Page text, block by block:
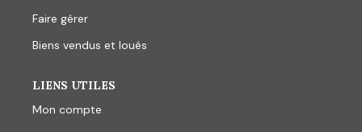
Faire gérer
Biens vendus et loués
LIENS UTILES
Mon compte